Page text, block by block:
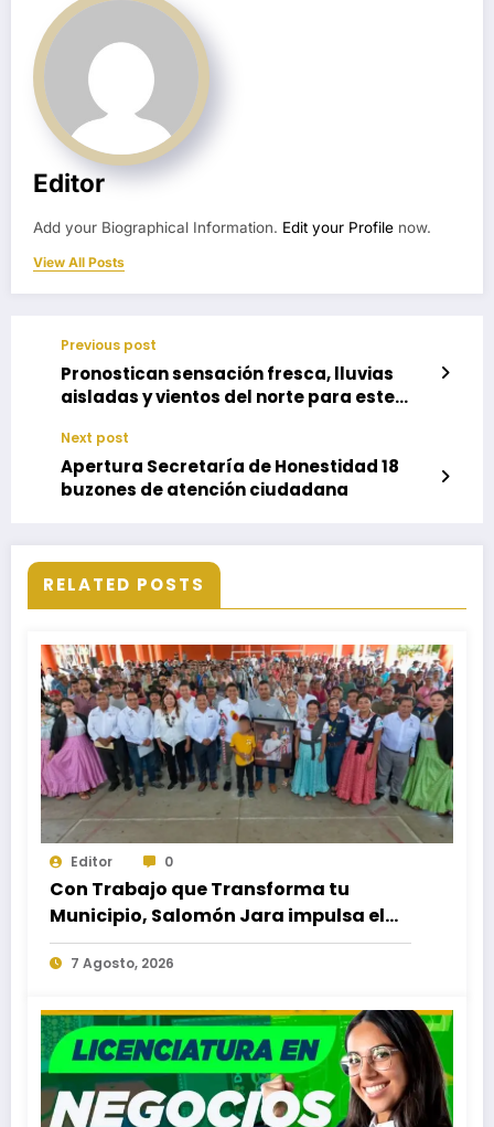
Editor
Add your Biographical Information. Edit your Profile now.
View All Posts
Previous post
Pronostican sensación fresca, lluvias
aisladas y vientos del norte para este
Next post
Apertura Secretaría de Honestidad 18
buzones de atención ciudadana
RELATED POSTS
Editor 0
Con Trabajo que Transforma tu
Municipio, Salomón Jara impulsa el
desarrollo de Santiago Minas
7 Agosto, 2026